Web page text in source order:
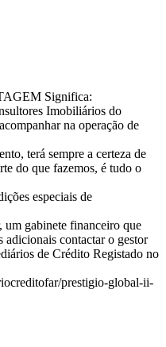
Significa:
Imobiliários do
na operação de
terá sempre a certeza de
do que fazemos, é tudo o
especiais de
um gabinete financeiro que
adicionais contactar o gestor
de Crédito Registado no
prestigio-global-ii-